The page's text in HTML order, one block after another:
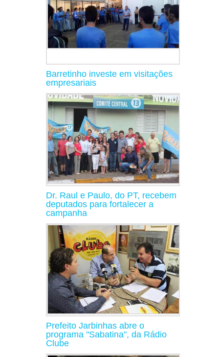
Barretinho investe em visitações
empresariais
Dr. Raul e Paulo, do PT, recebem
deputados para fortalecer a
campanha
Prefeito Jarbinhas abre o
programa "Sabatina", da Rádio
Clube